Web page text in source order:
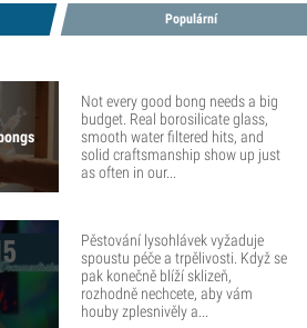
Populární
Not every good bong needs a big
budget. Real borosilicate glass,
smooth water filtered hits, and
solid craftsmanship show up just
as often in our...
Pěstování lysohlávek vyžaduje
spoustu péče a trpělivosti. Když se
pak konečně blíží sklizeň,
rozhodně nechcete, aby vám
houby zplesnivěly a...